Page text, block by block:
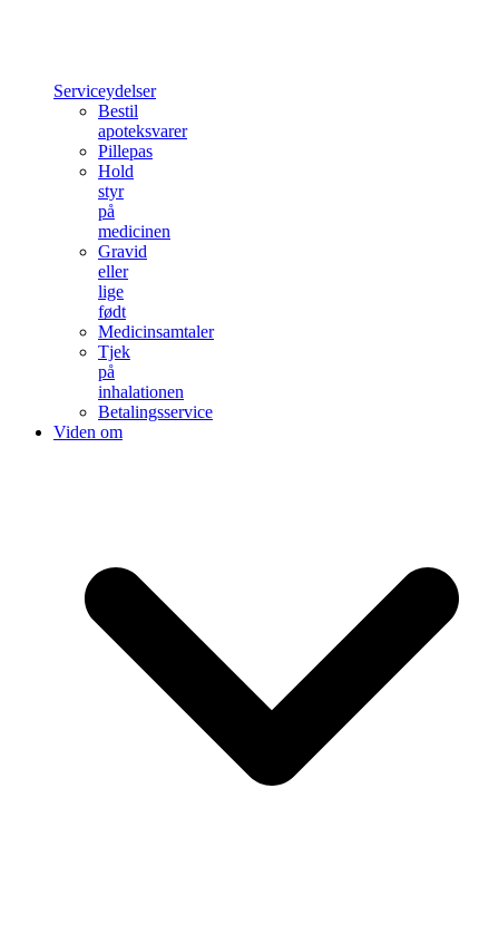
Serviceydelser
Bestil
apoteksvarer
Pillepas
Hold
styr
på
medicinen
Gravid
eller
lige
født
Medicinsamtaler
Tjek
på
inhalationen
Betalingsservice
Viden om